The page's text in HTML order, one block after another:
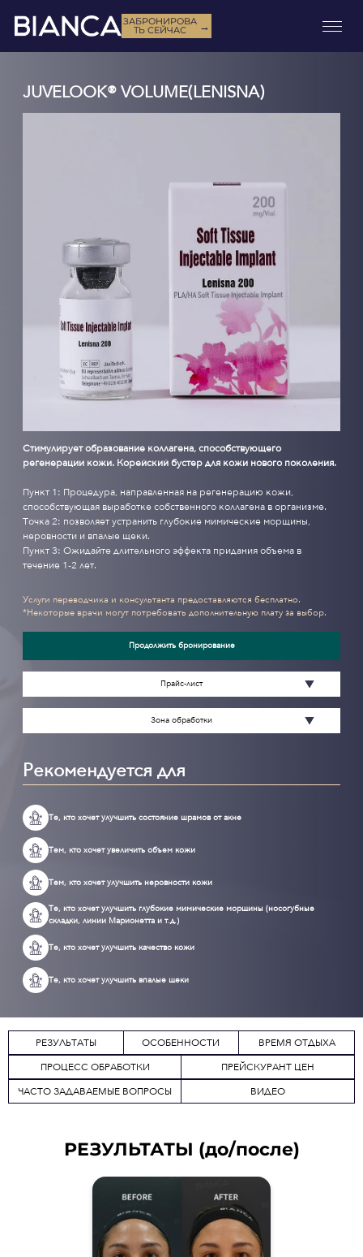
ЗАБРОНИРОВА
ТЬ СЕЙЧАС →
JUVELOOK® VOLUME(LENISNA)
Стимулирует образование коллагена, способствующего
регенерации кожи. Корейский бустер для кожи нового поколения.
Пункт 1: Процедура, направленная на регенерацию кожи,
способствующая выработке собственного коллагена в организме.
Точка 2: позволяет устранить глубокие мимические морщины,
неровности и впалые щеки.
Пункт 3: Ожидайте длительного эффекта придания объема в
течение 1-2 лет.
Услуги переводчика и консультанта предоставляются бесплатно.
*Некоторые врачи могут потребовать дополнительную плату за выбор.
Продолжить бронирование
Прайс-лист
Зона обработки
Рекомендуется для
Те, кто хочет улучшить состояние шрамов от акне
Тем, кто хочет увеличить объем кожи
Тем, кто хочет улучшить неровности кожи
Те, кто хочет улучшить глубокие мимические морщины (носогубные
складки, линии Марионетта и т.д.)
Те, кто хочет улучшить качество кожи
Те, кто хочет улучшить впалые щеки
РЕЗУЛЬТАТЫ ОСОБЕННОСТИ
ВРЕМЯ ОТДЫХА
ПРОЦЕСС ОБРАБОТКИ
ПРЕЙСКУРАНТ ЦЕН
ЧАСТО ЗАДАВАЕМЫЕ ВОПРОСЫ
ВИДЕО
РЕЗУЛЬТАТЫ (до/после)